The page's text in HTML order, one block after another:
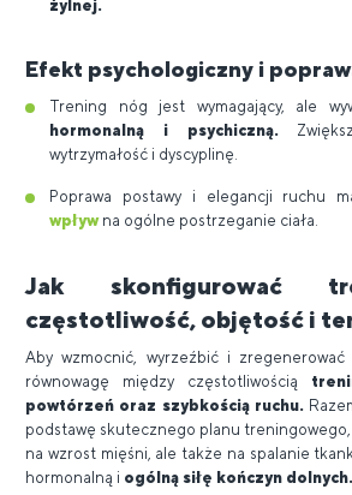
żylnej.
Efekt psychologiczny i
Trening nóg jest wymagający, ale
hormonalną i psychiczną.
wytrzymałość i dyscyplinę.
Poprawa postawy i elegancji ruchu
wpływna ogólne postrzeganie ciała.
Jak skonfigurować
częstotliwość, objętość i
Aby wzmocnić, wyrzeźbić i
równowagę między częstotliwością
powtórzeń oraz szybkością ruchu.
podstawę skutecznego planu treningowego,
na wzrost mięśni, ale także na spalanie
hormonalną i ogólną siłę kończyn dolnych.